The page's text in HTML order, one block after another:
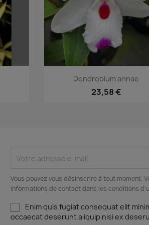
Aperçu rapide
Dendrobium annae
23,58 €
Vous pouvez vous désinscrire à tout moment.
informations de contact dans les conditions
Enim quis fugiat consequat elit
occaecat deserunt aliquip nisi ex